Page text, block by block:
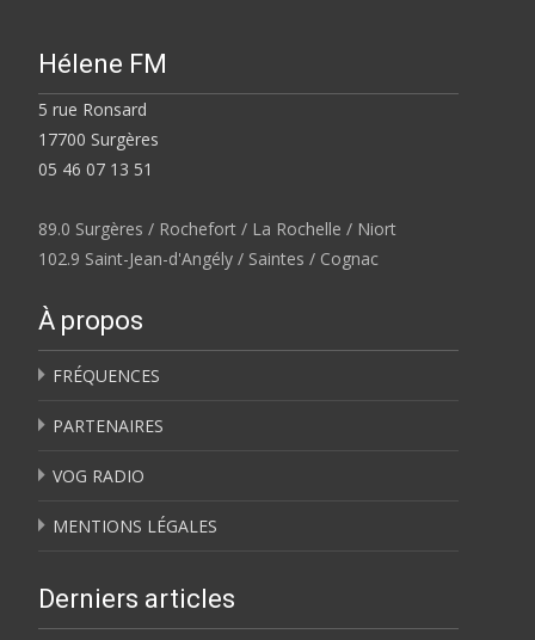
Hélene FM
5 rue Ronsard
17700 Surgères
05 46 07 13 51
89.0 Surgères / Rochefort / La Rochelle / Niort
102.9 Saint-Jean-d'Angély / Saintes / Cognac
À propos
FRÉQUENCES
PARTENAIRES
VOG RADIO
MENTIONS LÉGALES
Derniers articles